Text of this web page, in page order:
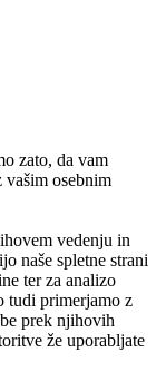
zato, da vam
osebnim
vedenju in
naše spletne strani
ter za analizo
tudi primerjamo z
prek njihovih
že uporabljate